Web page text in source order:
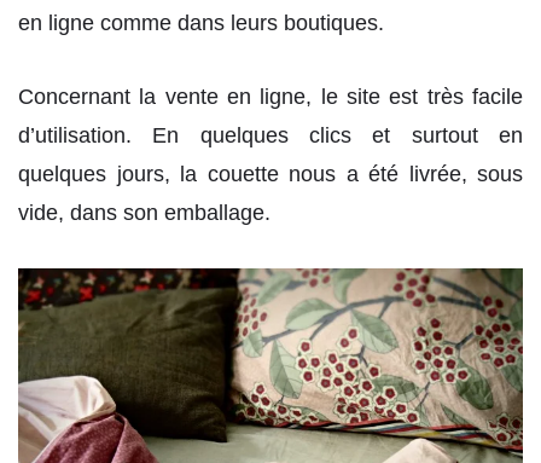
en ligne comme dans leurs boutiques.
Concernant la vente en ligne, le site est très facile
d’utilisation. En quelques clics et surtout en
quelques jours, la couette nous a été livrée, sous
vide, dans son emballage.